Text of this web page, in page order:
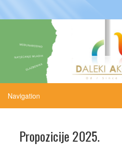
Propozicije 2025.